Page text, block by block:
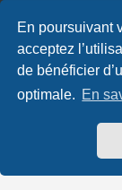
En poursuivant
acceptez
de bénéficier
optimale. En